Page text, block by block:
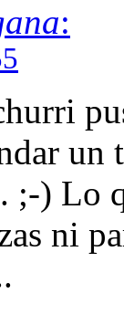
:
un
;-) Lo
ni